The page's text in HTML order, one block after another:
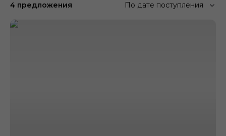
4 предложения По дате поступления